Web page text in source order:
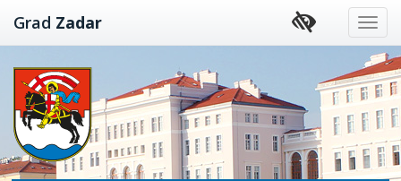
Preskoči
na
Grad Zadar